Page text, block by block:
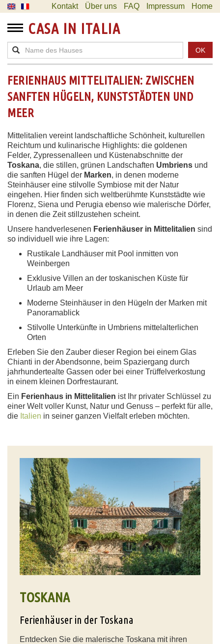
Kontakt Über uns FAQ Impressum Home
CASA IN ITALIA
OK
FERIENHAUS MITTELITALIEN: ZWISCHEN
SANFTEN HÜGELN, KUNSTSTÄDTEN UND
MEER
Mittelitalien vereint landschaftliche Schönheit, kulturellen
Reichtum und kulinarische Highlights: die goldenen
Felder, Zypressenalleen und Küstenabschnitte der
Toskana, die stillen, grünen Landschaften Umbriens und
die sanften Hügel der Marken, in denen moderne
Steinhäuser eine stilvolle Symbiose mit der Natur
eingehen. Hier finden sich weltberühmte Kunststädte wie
Florenz, Siena und Perugia ebenso wie malerische Dörfer,
in denen die Zeit stillzustehen scheint.
Unsere handverlesenen Ferienhäuser in Mittelitalien sind
so individuell wie ihre Lagen:
Rustikale Landhäuser mit Pool inmitten von
Weinbergen
Exklusive Villen an der toskanischen Küste für
Urlaub am Meer
Moderne Steinhäuser in den Hügeln der Marken mit
Panoramablick
Stilvolle Unterkünfte in Umbriens mittelalterlichen
Orten
Erleben Sie den Zauber dieser Region bei einem Glas
Chianti in der Abendsonne, beim Spaziergang durch
jahrhundertealte Gassen oder bei einer Trüffelverkostung
in einem kleinen Dorfrestaurant.
Ein Ferienhaus in Mittelitalien ist Ihr privater Schlüssel zu
einer Welt voller Kunst, Natur und Genuss – perfekt für alle,
die Italien in seiner ganzen Vielfalt erleben möchten.
TOSKANA
Ferienhäuser in der Toskana
Entdecken Sie die malerische Toskana mit ihren